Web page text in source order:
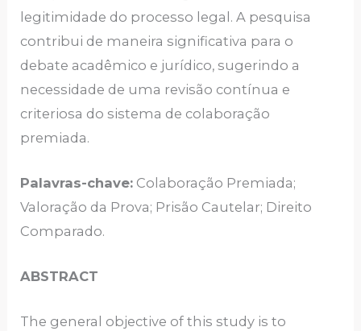
legitimidade do processo legal. A pesquisa
contribui de maneira significativa para o
debate acadêmico e jurídico, sugerindo a
necessidade de uma revisão contínua e
criteriosa do sistema de colaboração
premiada.
Palavras-chave: Colaboração Premiada;
Valoração da Prova; Prisão Cautelar; Direito
Comparado.
ABSTRACT
The general objective of this study is to